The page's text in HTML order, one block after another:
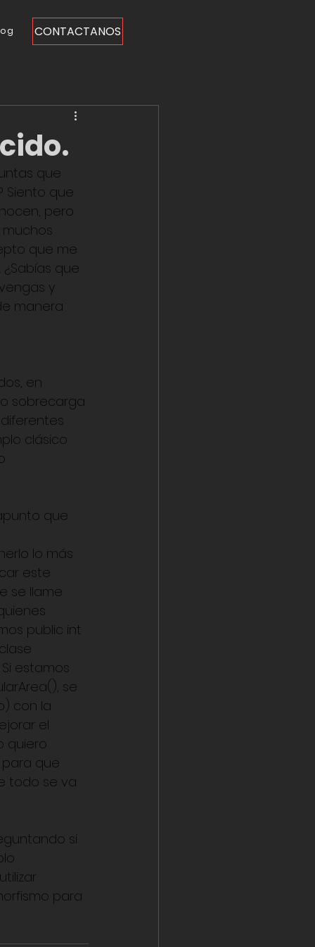
CONTACTANOS
que
Siento que
pero
que me
que
y
manera
en
sobrecarga
clásico
que
lo más
este
se llame
public int
estamos
se
con la
el
quiero
que
todo se va
si
para